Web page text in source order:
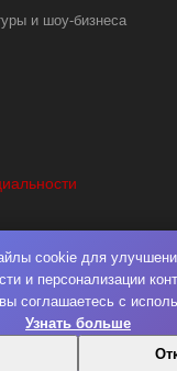
и шоу-бизнеса
Фабрика Медиа
cookie для
и персонализации
соглашаетесь с
Узнать больше